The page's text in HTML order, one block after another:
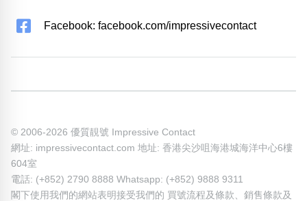
Facebook: facebook.com/impressivecontact
© 2006-2026 優質靚號 Impressive Contact
網址: impressivecontact.com 地址: 香港尖沙咀海港城海洋中心6樓
604室
電話: (+852) 2790 8888 Whatsapp: (+852) 9888 9311
閣下使用我們的網站表明接受我們的 買號流程及條款
銷售條款及